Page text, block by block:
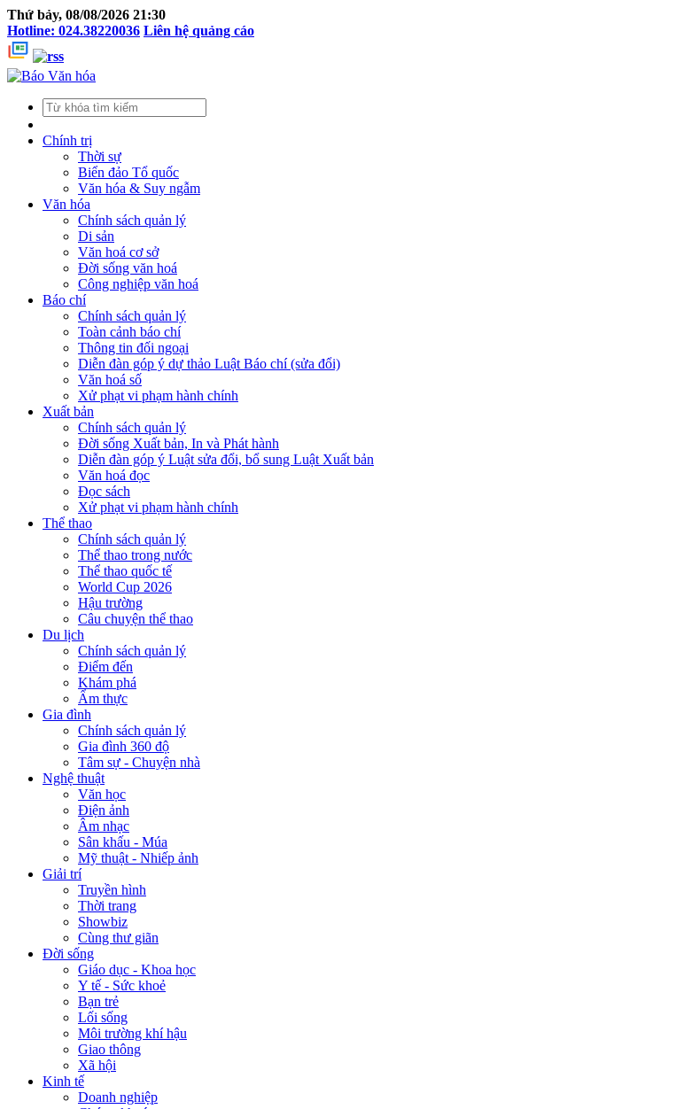
Thứ bảy, 08/08/2026 21:30
Hotline: 024.38220036 Liên hệ quảng cáo
Chính trị
Thời sự
Biển đảo Tổ quốc
Văn hóa & Suy ngẫm
Văn hóa
Chính sách quản lý
Di sản
Văn hoá cơ sở
Đời sống văn hoá
Công nghiệp văn hoá
Báo chí
Chính sách quản lý
Toàn cảnh báo chí
Thông tin đối ngoại
Diễn đàn góp ý dự thảo Luật Báo chí (sửa đổi)
Văn hoá số
Xử phạt vi phạm hành chính
Xuất bản
Chính sách quản lý
Đời sống Xuất bản, In và Phát hành
Diễn đàn góp ý Luật sửa đổi, bổ sung Luật Xuất bản
Văn hoá đọc
Đọc sách
Xử phạt vi phạm hành chính
Thể thao
Chính sách quản lý
Thể thao trong nước
Thể thao quốc tế
World Cup 2026
Hậu trường
Câu chuyện thể thao
Du lịch
Chính sách quản lý
Điểm đến
Khám phá
Ẩm thực
Gia đình
Chính sách quản lý
Gia đình 360 độ
Tâm sự - Chuyện nhà
Nghệ thuật
Văn học
Điện ảnh
Âm nhạc
Sân khấu - Múa
Mỹ thuật - Nhiếp ảnh
Giải trí
Truyền hình
Thời trang
Showbiz
Cùng thư giãn
Đời sống
Giáo dục - Khoa học
Y tế - Sức khoẻ
Bạn trẻ
Lối sống
Môi trường khí hậu
Giao thông
Xã hội
Kinh tế
Doanh nghiệp